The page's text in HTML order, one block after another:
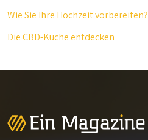
Wie Sie Ihre Hochzeit vorbereiten?
Die CBD-Küche entdecken